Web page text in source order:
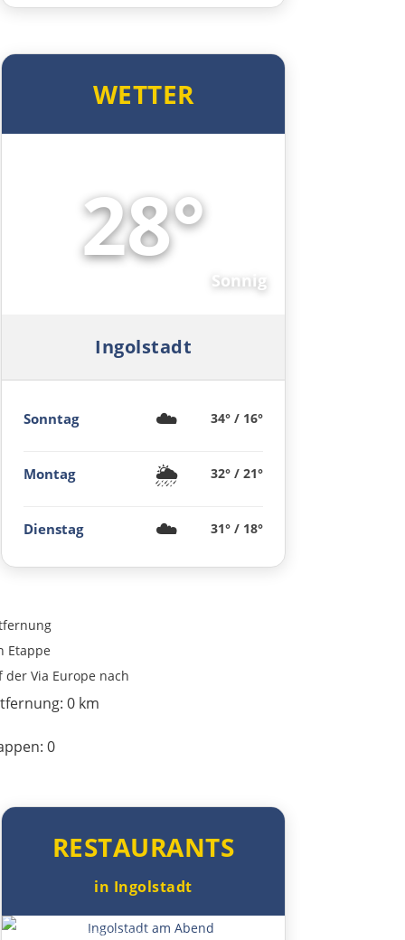
Budapest
Jászberény
Debrecen
Cluj-Napoca
Târnăveni
Sibiu
Râmnicu Vâlcea
Pitești
Bukarest
Bulgarien Ost
Ruse
Schumen
Warna
WETTER
28°
Sonnig
Ingolstadt
Sonntag ☁️ 34° / 16°
Montag 🌦️ 32° / 21°
Dienstag ☁️ 31° / 18°
Etappe
der Via Europe nach
0 km
0
RESTAURANTS
in Ingolstadt
Symbolbild: Ingolstadt am Abend